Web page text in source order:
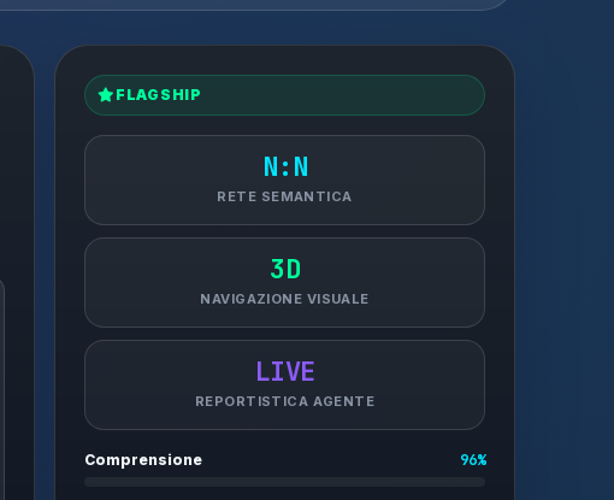
FLAGSHIP
N:N
RETE SEMANTICA
3D
NAVIGAZIONE VISUALE
LIVE
REPORTISTICA AGENTE
Comprensione 96%